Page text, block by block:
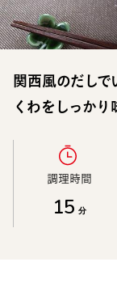
関西風のだし
くわをしっかり
調理時間​
15 分